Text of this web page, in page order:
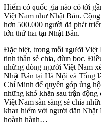
Hiếm có quốc gia nào có tới
Việt Nam như Nhật Bản.
hơn 500.000 người đã phát
lớn thứ hai tại Nhật Bản.
Đặc biệt, trong mỗi người Việt
tinh thần sẻ chia, đùm bọc.
những dòng người Việt Nam
Nhật Bản tại Hà Nội và Tổng
Chí Minh để quyên góp ủng
những khó khăn sau trận động
Việt Nam sẵn sàng sẻ chia
khan hiếm với người dân
hoành hành…